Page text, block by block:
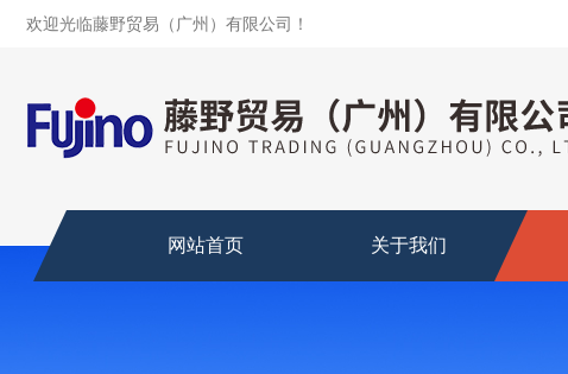
欢迎光临藤野贸易（广州）有限公司！
网站首页 关于我们